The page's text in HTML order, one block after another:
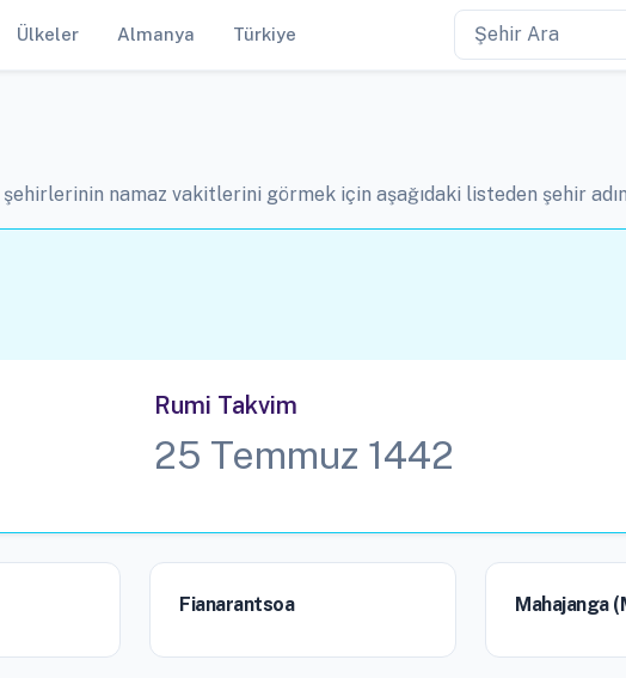
Ülkeler Almanya Türkiye
şehirlerinin namaz vakitlerini görmek için aşağıdaki listeden şehir
Rumi Takvim
25 Temmuz 1442
Fianarantsoa Mahajanga